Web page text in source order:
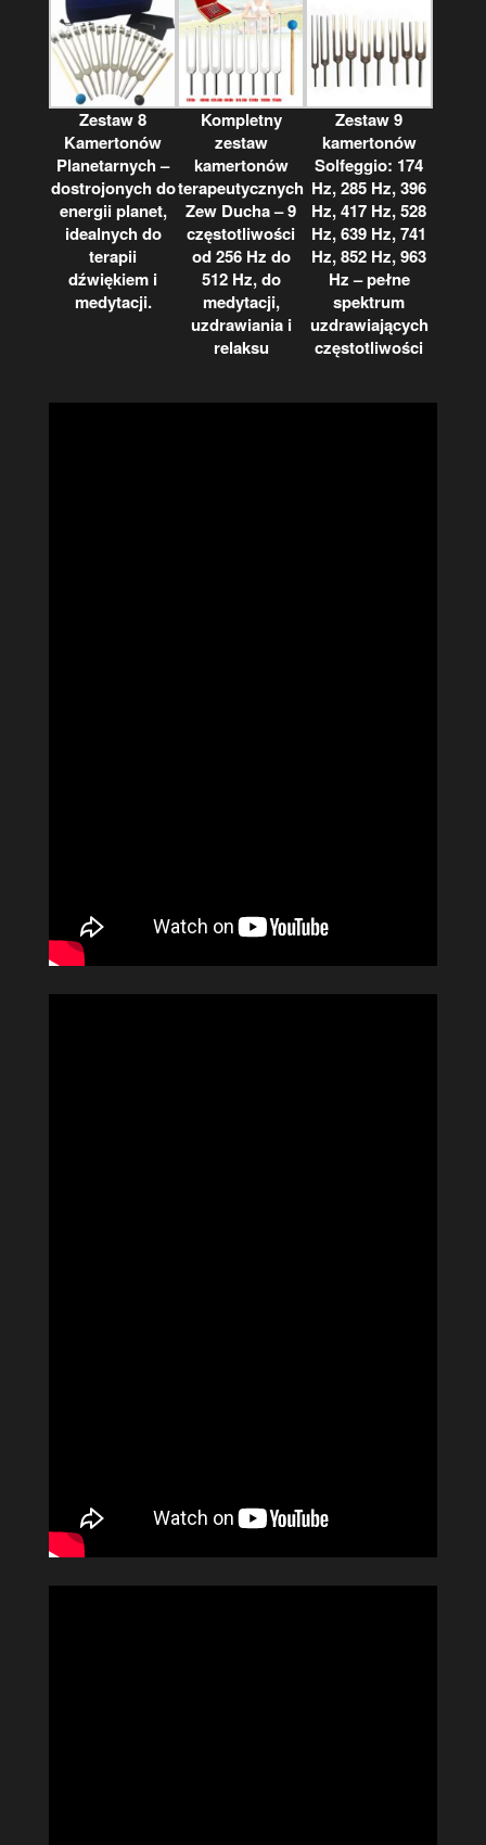
Zestaw 8
Kamertonów
Planetarnych –
dostrojonych do
energii planet,
idealnych do
terapii
dźwiękiem i
medytacji.
Kompletny
zestaw
kamertonów
terapeutycznych
Zew Ducha – 9
częstotliwości
od 256 Hz do
512 Hz, do
medytacji,
uzdrawiania i
relaksu
Zestaw 9
kamertonów
Solfeggio: 174
Hz, 285 Hz, 396
Hz, 417 Hz, 528
Hz, 639 Hz, 741
Hz, 852 Hz, 963
Hz – pełne
spektrum
uzdrawiających
częstotliwości